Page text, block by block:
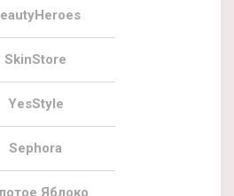
SkinStore
YesStyle
Sephora
Яблоко